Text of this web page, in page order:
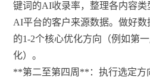
键词的AI收录率，整理各内容
AI平台的客户来源数据。做好
的1-2个核心优化方向（例如第
化）。
**第二至第四周**：执行选定方